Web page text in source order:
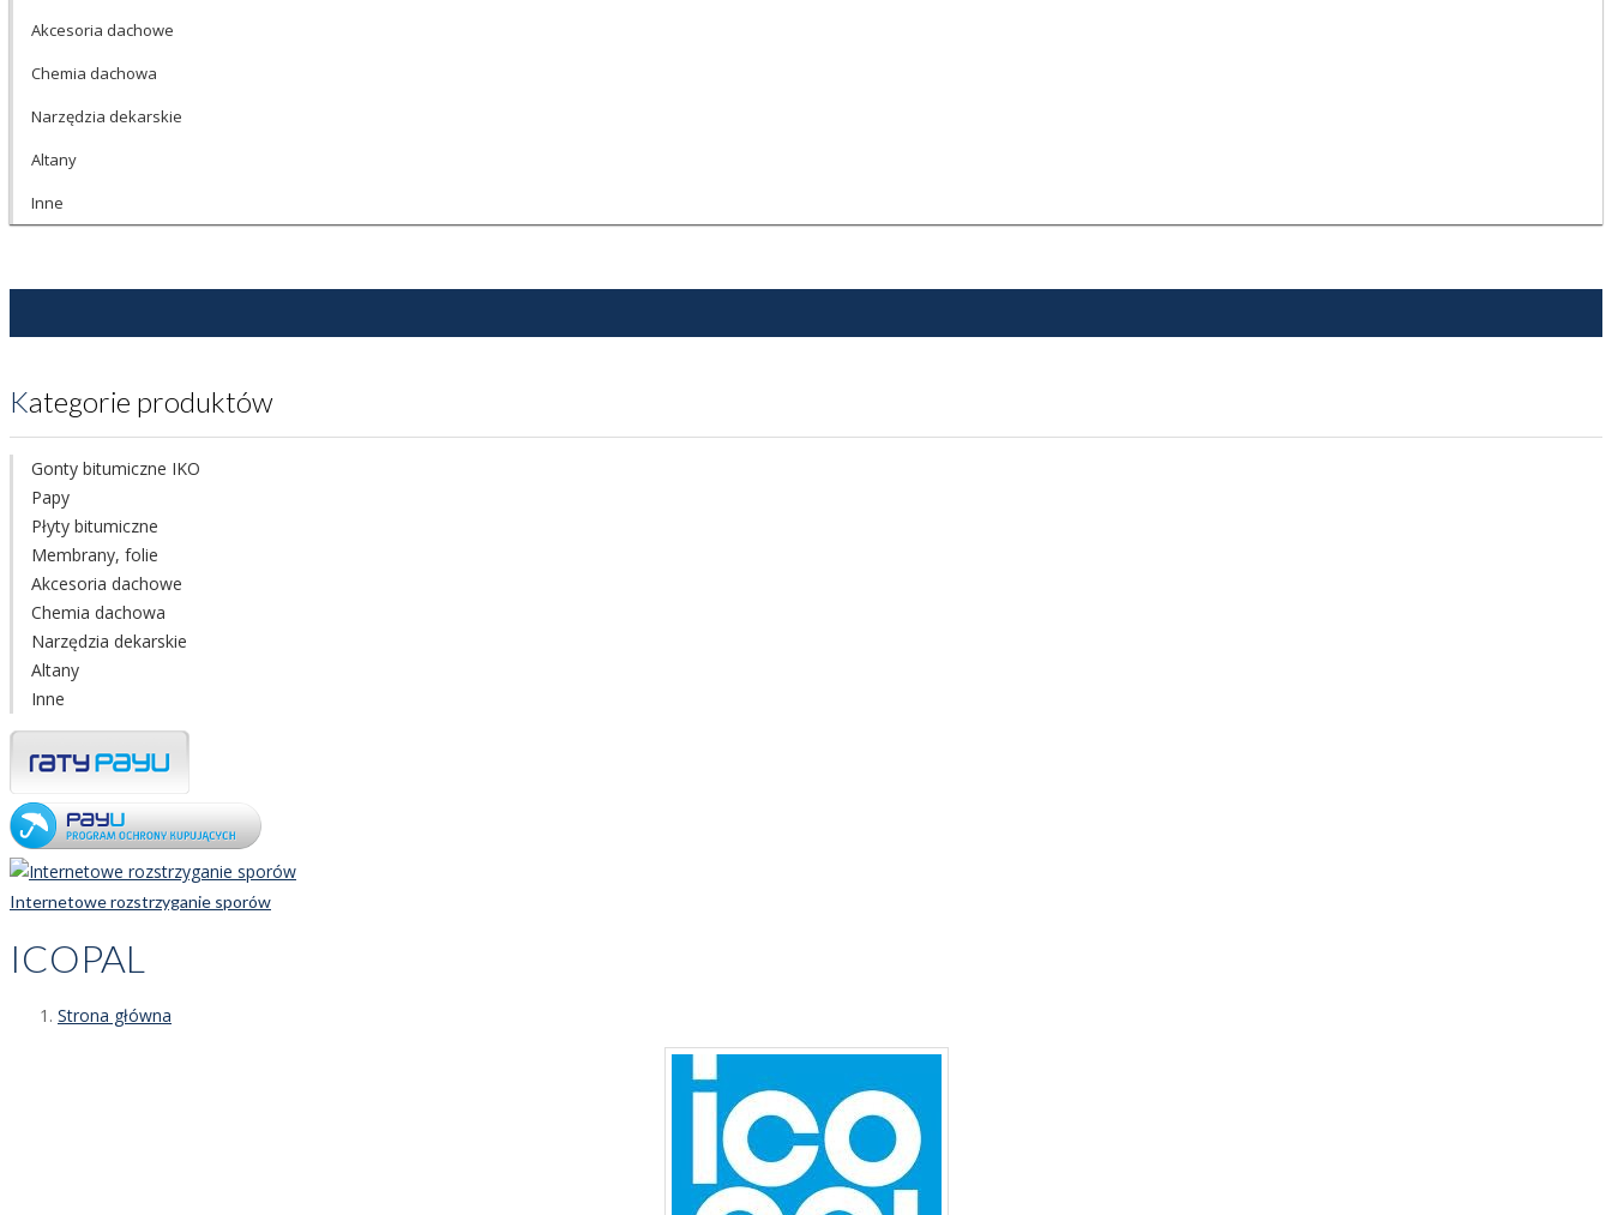
Akcesoria dachowe
Chemia dachowa
Narzędzia dekarskie
Altany
Inne
Kategorie produktów
Gonty bitumiczne IKO
Papy
Płyty bitumiczne
Membrany, folie
Akcesoria dachowe
Chemia dachowa
Narzędzia dekarskie
Altany
Inne
Internetowe rozstrzyganie sporów
ICOPAL
Strona główna